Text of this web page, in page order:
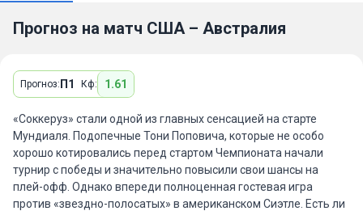
Прогноз на матч США – Австралия
Прогноз: П1 Кф: 1.61
«Соккеруз» стали одной из главных сенсацией на старте
Мундиаля. Подопечные Тони Поповича, которые не особо
хорошо котировались перед стартом Чемпионата начали
турнир с победы и значительно повысили свои шансы на
плей-офф. Однако впереди полноценная гостевая игра
против «звездно-полосатых» в американском Сиэтле. Есть ли